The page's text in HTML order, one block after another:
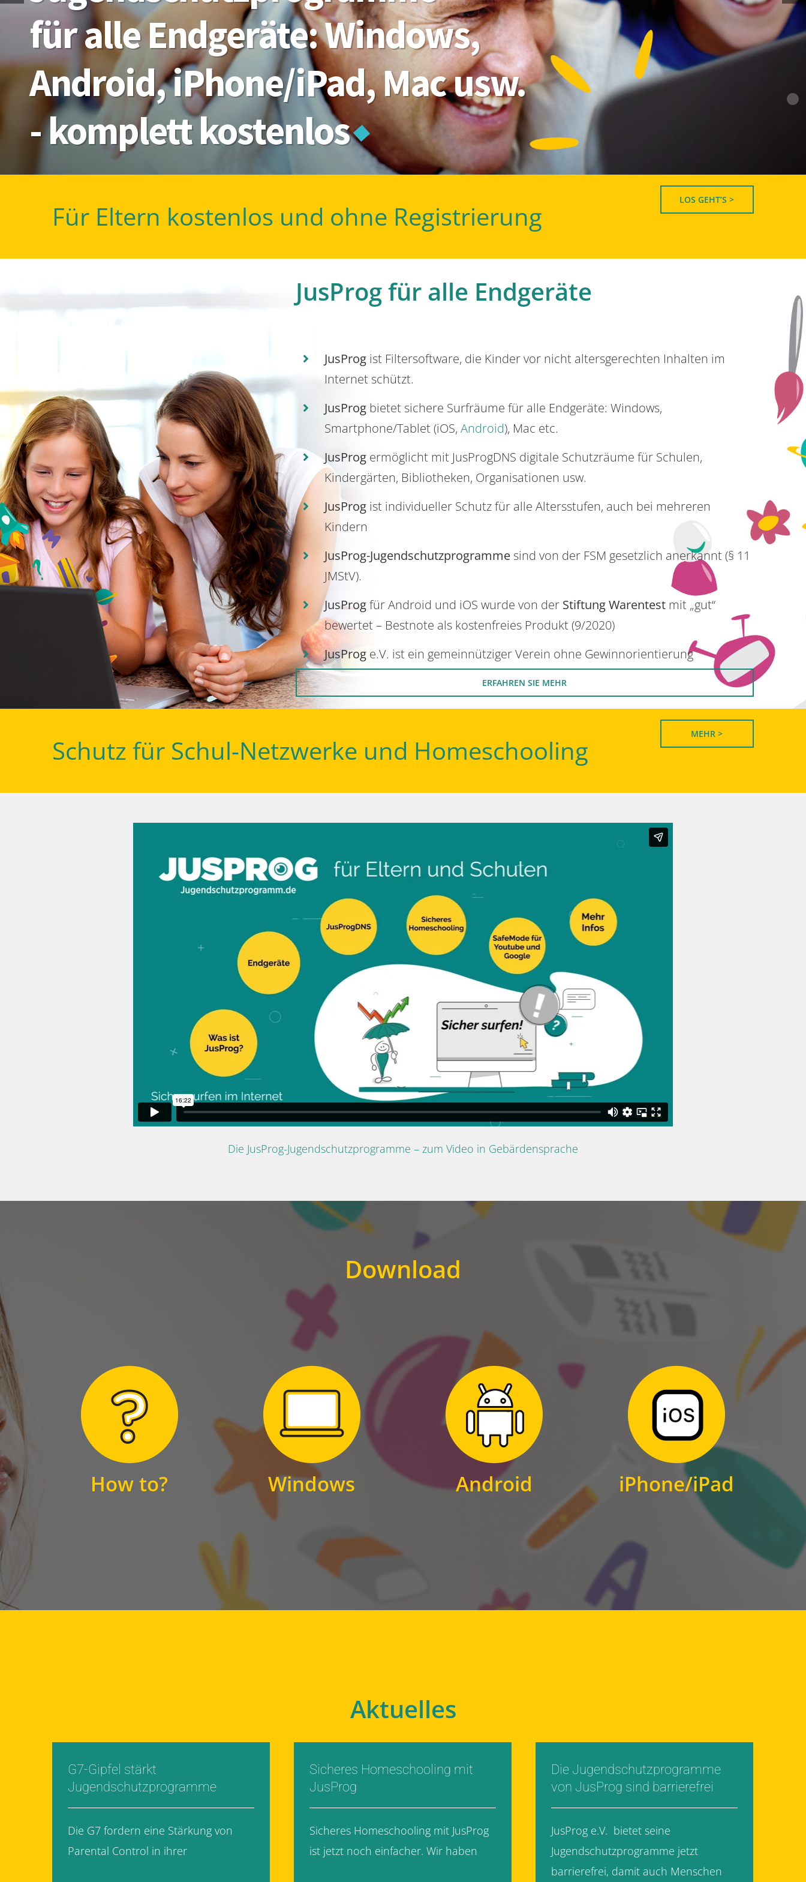
- komplett kostenlos
Android, iPhone/iPad, Mac usw.
für alle Endgeräte: Windows,
Für Eltern kostenlos und ohne Registrierung
LOS GEHT’S >
JusProg für alle Endgeräte
JusProgist Filtersoftware, die Kinder vor nicht altersgerechten Inhalten im
Internet schützt.
JusProgbietet sichere Surfräume für alle Endgeräte: Windows,
Smartphone/Tablet (iOS, Android), Mac etc.
JusProg ermöglicht mit JusProgDNS digitale Schutzräume für Schulen,
Kindergärten, Bibliotheken, Organisationen usw.
JusProgist individueller Schutz für alle Altersstufen, auch bei mehreren
Kindern
JusProg-Jugendschutzprogrammesind von der FSM gesetzlich anerkannt (§ 11
JMStV).
JusProgfür Android und iOS wurde von der Stiftung Warentestmit „gut“
bewertet – Bestnote als kostenfreies Produkt (9/2020)
JusProge.V. ist ein gemeinnütziger Verein ohne Gewinnorientierung
ERFAHREN SIE MEHR
Schutz für Schul-Netzwerke und Homeschooling
MEHR >
Die JusProg-Jugendschutzprogramme – zum Video in Gebärdensprache
Download
How to?
Hier finden Sie
Windows
Zum Download
für Windows
Android
Zum Download
für Android
iPhone/iPad
Zum Download
für iPhone und iPad
Aktuelles
G7-Gipfel stärkt
Jugendschutzprogramme
Die G7 fordern eine Stärkung von
Parental Control in ihrer
Sicheres Homeschooling mit
JusProg
Sicheres Homeschooling mit JusProg
ist jetzt noch einfacher. Wir haben
Die Jugendschutzprogramme
von JusProg sind barrierefrei
JusProg e.V. bietet seine
Jugendschutzprogramme jetzt
barrierefrei, damit auch Menschen